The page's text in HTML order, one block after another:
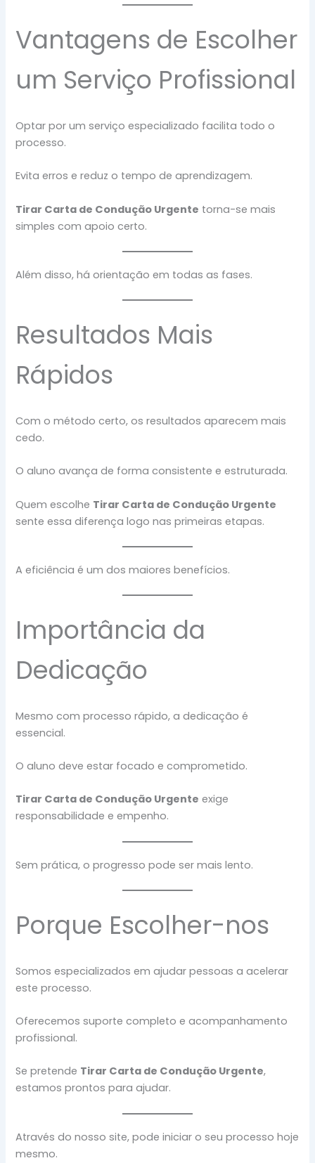
Vantagens de Escolher
um Serviço Profissional
Optar por um serviço especializado facilita todo o
processo.
Evita erros e reduz o tempo de aprendizagem.
Tirar Carta de Condução Urgente torna-se mais
simples com apoio certo.
Além disso, há orientação em todas as fases.
Resultados Mais
Rápidos
Com o método certo, os resultados aparecem mais
cedo.
O aluno avança de forma consistente e estruturada.
Quem escolhe Tirar Carta de Condução Urgente
sente essa diferença logo nas primeiras etapas.
A eficiência é um dos maiores benefícios.
Importância da
Dedicação
Mesmo com processo rápido, a dedicação é
essencial.
O aluno deve estar focado e comprometido.
Tirar Carta de Condução Urgente exige
responsabilidade e empenho.
Sem prática, o progresso pode ser mais lento.
Porque Escolher-nos
Somos especializados em ajudar pessoas a acelerar
este processo.
Oferecemos suporte completo e acompanhamento
profissional.
Se pretende Tirar Carta de Condução Urgente,
estamos prontos para ajudar.
Através do nosso site, pode iniciar o seu processo hoje
mesmo.